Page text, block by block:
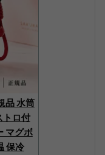
品 水筒
トロ付
マグボ
保冷